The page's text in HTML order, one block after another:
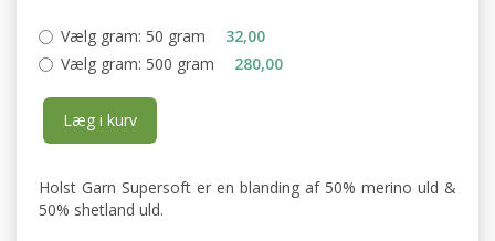
Vælg gram: 50 gram
32,00
Vælg gram: 500 gram 280,00
Læg i kurv
Holst Garn Supersoft er en blanding af 50% merino uld &
50% shetland uld.